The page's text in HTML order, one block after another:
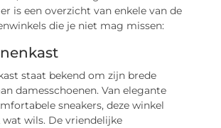
is een overzicht van enkele van de
die je niet mag missen:
staat bekend om zijn brede
damesschoenen. Van elegante
sneakers, deze winkel
wils. De vriendelijke